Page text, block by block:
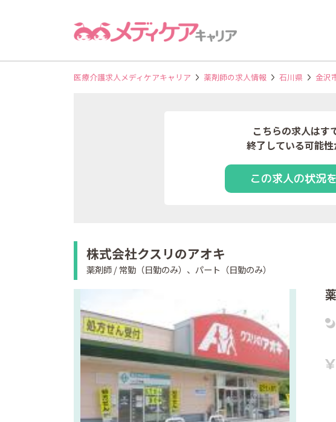
医療介護求人メディケアキャリア 薬剤師の求人情報 石川県 金沢
こちらの求人はす
終了している可能
この求人の状況
株式会社クスリのアオキ
薬剤師 / 常勤（日勤のみ）、パート（日勤のみ）